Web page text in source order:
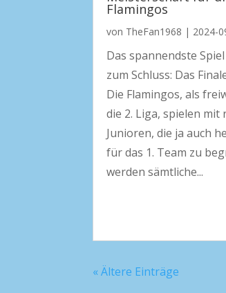
Flamingos
von TheFan1968 | 2024-
Das spannendste
zum Schluss: Das
Die Flamingos, als
die 2. Liga, spielen mit
Junioren, die ja auch
für das 1. Team zu
werden sämtliche...
« Ältere Einträge